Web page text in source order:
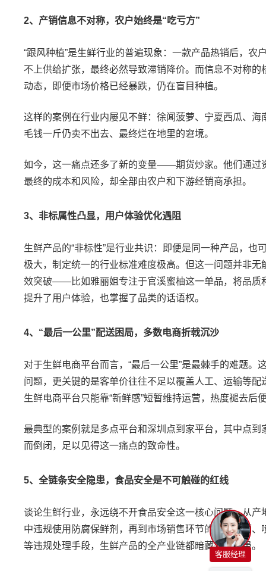
2、产销信息不对称，农户始终是“ 吃亏方”
“跟风种植”是生鲜行业的普遍现象：一款产品热销后，农
不上供给扩张，最终必然导致滞销降价。而信息不对称
动态，即便市场价格已经暴跌，仍在盲目种植。
这样的案例在行业内屡见不鲜：徐闻菠萝、宁夏西瓜、
毛钱一斤仍卖不出去、最终烂在地里的窘境。
如今，这一痛点还多了新的变量——期货炒家。他们通过
最终的成本和风险，却全部由农户和下游经销商承担。
3、非标属性凸显，用户体验优化遇阻
生鲜产品的“非标性”是行业共识：即便是同一种产品，也
极大，制定统一的行业标准难度极高。但这一问题并非
效突破——比如雅丽姐专注于官溪蜜柚这一单品，将品
提升了用户体验，也掌握了品类的话语权。
4、 “最后一公里”配送困局，多数电商折戟沉沙
对于生鲜电商平台而言， “最后一公里”是最棘手的难题。
问题，更关键的是客单价往往不足以覆盖人工、运输等
生鲜电商平台只能靠“新鲜感”短暂维持运营，热度褪去后
最典型的案例就是多点平台和深圳点到家平台，其中点
而倒闭，足以见得这一痛点的致命性。
5、全链条安全隐患，食品安全是不可触碰的红线
谈论生鲜行业，永远绕不开食品安全这一核心问题。从
中违规使用防腐保鲜剂，再到市场销售环节的堆码暴晒、
等违规处理手段，生鲜产品的全产业链都暗藏安全隐患。
客服经理